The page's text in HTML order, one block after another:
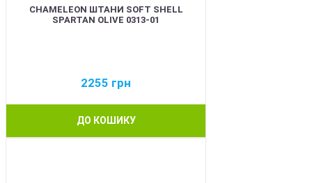
CHAMELEON ШТАНИ SOFT SHELL
SPARTAN OLIVE 0313-01
2255 грн
ДО КОШИКУ